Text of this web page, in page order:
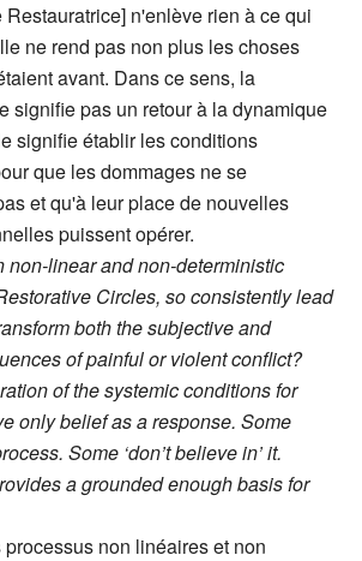
Restauratrice] n'enlève rien à ce qui
ne rend pas non plus les choses
avant. Dans ce sens, la
signifie pas un retour à la dynamique
signifie établir les conditions
que les dommages ne se
et qu'à leur place de nouvelles
puissent opérer.
non-linear and non-deterministic
Circles, so consistently lead
both the subjective and
of painful or violent conflict?
of the systemic conditions for
only belief as a response. Some
Some ‘don’t believe in’ it.
a grounded enough basis for
non linéaires et non